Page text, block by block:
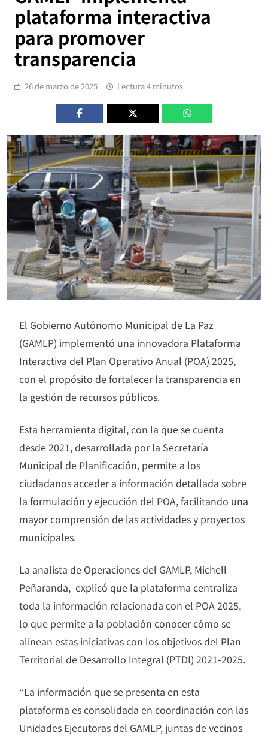
plataforma interactiva
para promover
transparencia
26 de marzo de 2025 Lectura 4 minutos
El Gobierno Autónomo Municipal de La Paz
(GAMLP) implementó una innovadora Plataforma
Interactiva del Plan Operativo Anual (POA) 2025,
con el propósito de fortalecer la transparencia en
la gestión de recursos públicos.
Esta herramienta digital, con la que se cuenta
desde 2021, desarrollada por la Secretaría
Municipal de Planificación, permite a los
ciudadanos acceder a información detallada sobre
la formulación y ejecución del POA, facilitando una
mayor comprensión de las actividades y proyectos
municipales.
La analista de Operaciones del GAMLP, Michell
Peñaranda, explicó que la plataforma centraliza
toda la información relacionada con el POA 2025,
lo que permite a la población conocer cómo se
alinean estas iniciativas con los objetivos del Plan
Territorial de Desarrollo Integral (PTDI) 2021-2025.
“La información que se presenta en esta
plataforma es consolidada en coordinación con las
Unidades Ejecutoras del GAMLP, juntas de vecinos